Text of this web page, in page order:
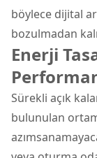
böylece dijital
bozulmadan
Enerji
Sürekli açık
bulunulan